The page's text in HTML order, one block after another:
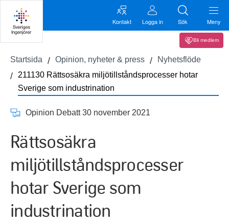
Kontakt Logga in Sök Meny
Bli medlem
Startsida Opinion, nyheter & press
Nyhetsflöde
211130 Rättsosäkra miljötillståndsprocesser hotar
Sverige som industrination
Opinion Debatt 30 november 2021
Rättsosäkra
miljötillståndsprocesser
hotar Sverige som
industrination